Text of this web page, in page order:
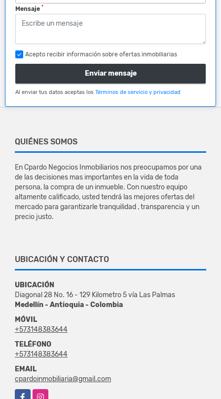
Mensaje *
Acepto recibir información sobre ofertas inmobiliarias
Enviar mensaje
Al enviar tus datos aceptas los Términos de servicio y privacidad
QUIÉNES SOMOS
En Cpardo Negocios Inmobiliarios nos preocupamos por una
de las decisiones mas importantes en la vida de toda
persona, la compra de un inmueble. Con nuestro equipo
altamente calificado, usted tendrá las mejores ofertas del
mercado para garantizarle tranquilidad , transparencia y un
precio justo.
UBICACIÓN Y CONTACTO
UBICACIÓN
Diagonal 28 No. 16 - 129 Kilometro 5 vía Las Palmas
Medellín - Antioquia - Colombia
MÓVIL
+573148383644
TELÉFONO
+573148383644
EMAIL
cpardoinmobiliaria@gmail.com
FacebookInstagram